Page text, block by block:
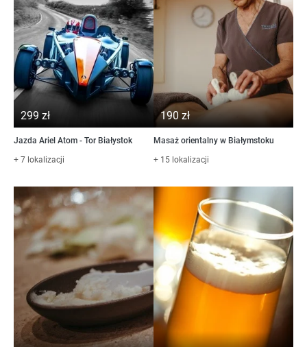
299 zł
Jazda Ariel Atom - Tor Białystok
+ 7 lokalizacji
190 zł
Masaż orientalny w Białymstoku
+ 15 lokalizacji